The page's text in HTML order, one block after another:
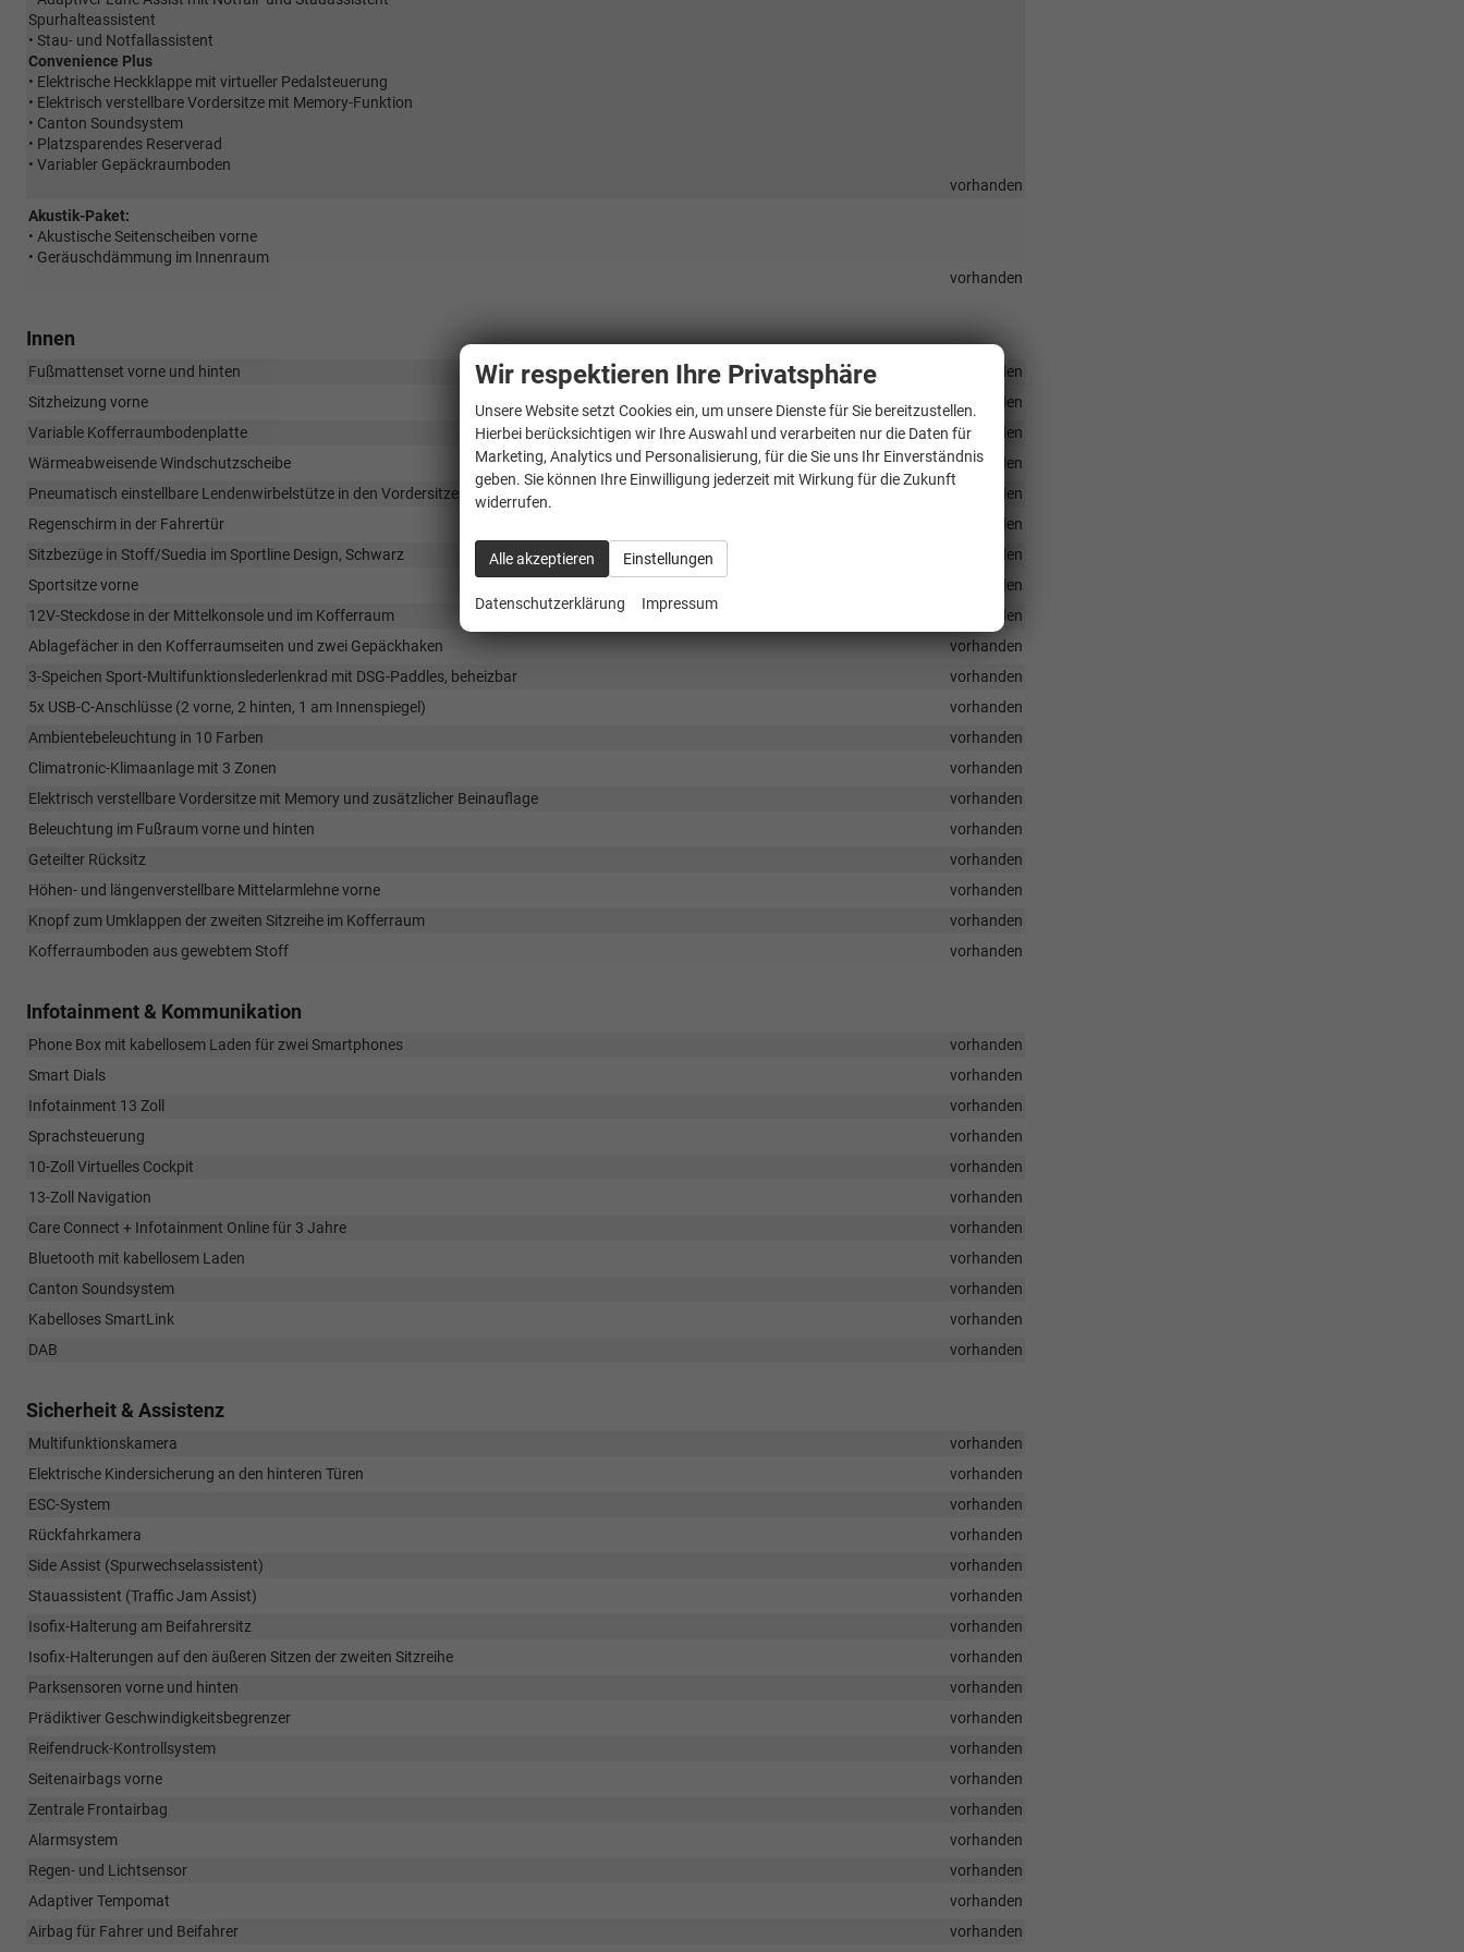
Spurhalteassistent
• Stau- und Notfallassistent
Convenience Plus
• Elektrische Heckklappe mit virtueller Pedalsteuerung
• Elektrisch verstellbare Vordersitze mit Memory-Funktion
• Canton Soundsystem
• Platzsparendes Reserverad
• Variabler Gepäckraumboden
vorhanden
Akustik-Paket:
• Akustische Seitenscheiben vorne
• Geräuschdämmung im Innenraum
vorhanden
Innen
Fußmattenset vorne und hinten
vorhanden
Sitzheizung vorne
vorhanden
Variable Kofferraumbodenplatte
vorhanden
Wärmeabweisende Windschutzscheibe
vorhanden
Pneumatisch einstellbare Lendenwirbelstütze in den Vordersitzen
vorhanden
Regenschirm in der Fahrertür
vorhanden
Sitzbezüge in Stoff/Suedia im Sportline Design, Schwarz
vorhanden
Sportsitze vorne
vorhanden
12V-Steckdose in der Mittelkonsole und im Kofferraum
vorhanden
Ablagefächer in den Kofferraumseiten und zwei Gepäckhaken
vorhanden
3-Speichen Sport-Multifunktionslederlenkrad mit DSG-Paddles, beheizbar
vorhanden
5x USB-C-Anschlüsse (2 vorne, 2 hinten, 1 am Innenspiegel)
vorhanden
Ambientebeleuchtung in 10 Farben
vorhanden
Climatronic-Klimaanlage mit 3 Zonen
vorhanden
Elektrisch verstellbare Vordersitze mit Memory und zusätzlicher Beinauflage
vorhanden
Beleuchtung im Fußraum vorne und hinten
vorhanden
Geteilter Rücksitz
vorhanden
Höhen- und längenverstellbare Mittelarmlehne vorne
vorhanden
Knopf zum Umklappen der zweiten Sitzreihe im Kofferraum
vorhanden
Kofferraumboden aus gewebtem Stoff
vorhanden
Infotainment & Kommunikation
Phone Box mit kabellosem Laden für zwei Smartphones
vorhanden
Smart Dials
vorhanden
Infotainment 13 Zoll
vorhanden
Sprachsteuerung
vorhanden
10-Zoll Virtuelles Cockpit
vorhanden
13-Zoll Navigation
vorhanden
Care Connect + Infotainment Online für 3 Jahre
vorhanden
Bluetooth mit kabellosem Laden
vorhanden
Canton Soundsystem
vorhanden
Kabelloses SmartLink
vorhanden
DAB
vorhanden
Sicherheit & Assistenz
Multifunktionskamera
vorhanden
Elektrische Kindersicherung an den hinteren Türen
vorhanden
ESC-System
vorhanden
Rückfahrkamera
vorhanden
Side Assist (Spurwechselassistent)
vorhanden
Stauassistent (Traffic Jam Assist)
vorhanden
Isofix-Halterung am Beifahrersitz
vorhanden
Isofix-Halterungen auf den äußeren Sitzen der zweiten Sitzreihe
vorhanden
Parksensoren vorne und hinten
vorhanden
Prädiktiver Geschwindigkeitsbegrenzer
vorhanden
Reifendruck-Kontrollsystem
vorhanden
Seitenairbags vorne
vorhanden
Zentrale Frontairbag
vorhanden
Alarmsystem
vorhanden
Regen- und Lichtsensor
vorhanden
Adaptiver Tempomat
vorhanden
Airbag für Fahrer und Beifahrer
vorhanden
Wir respektieren Ihre Privatsphäre
Unsere Website setzt Cookies ein, um unsere Dienste für Sie bereitzustellen.
Hierbei berücksichtigen wir Ihre Auswahl und verarbeiten nur die Daten für
Marketing, Analytics und Personalisierung, für die Sie uns Ihr Einverständnis
geben. Sie können Ihre Einwilligung jederzeit mit Wirkung für die Zukunft
widerrufen.
Alle akzeptieren Einstellungen
Datenschutzerklärung Impressum